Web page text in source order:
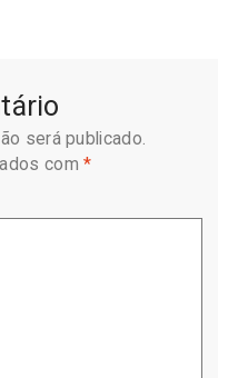
será publicado.
com*